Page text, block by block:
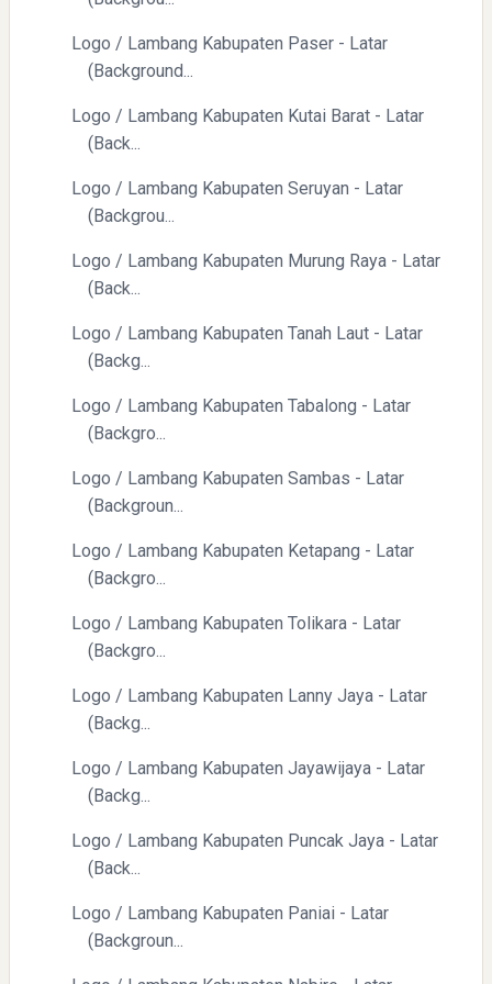
Logo / Lambang Kabupaten Paser - Latar
(Background...
Logo / Lambang Kabupaten Kutai Barat - Latar
(Back...
Logo / Lambang Kabupaten Seruyan - Latar
(Backgrou...
Logo / Lambang Kabupaten Murung Raya - Latar
(Back...
Logo / Lambang Kabupaten Tanah Laut - Latar
(Backg...
Logo / Lambang Kabupaten Tabalong - Latar
(Backgro...
Logo / Lambang Kabupaten Sambas - Latar
(Backgroun...
Logo / Lambang Kabupaten Ketapang - Latar
(Backgro...
Logo / Lambang Kabupaten Tolikara - Latar
(Backgro...
Logo / Lambang Kabupaten Lanny Jaya - Latar
(Backg...
Logo / Lambang Kabupaten Jayawijaya - Latar
(Backg...
Logo / Lambang Kabupaten Puncak Jaya - Latar
(Back...
Logo / Lambang Kabupaten Paniai - Latar
(Backgroun...